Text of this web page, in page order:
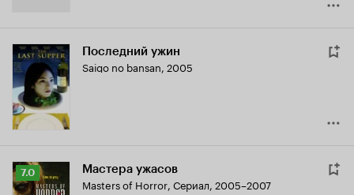
Последний ужин
Saigo no bansan, 2005
Рейтинг
Кинопоиска
7.0 Мастера ужасов
Masters of Horror, Сериал, 2005–2007